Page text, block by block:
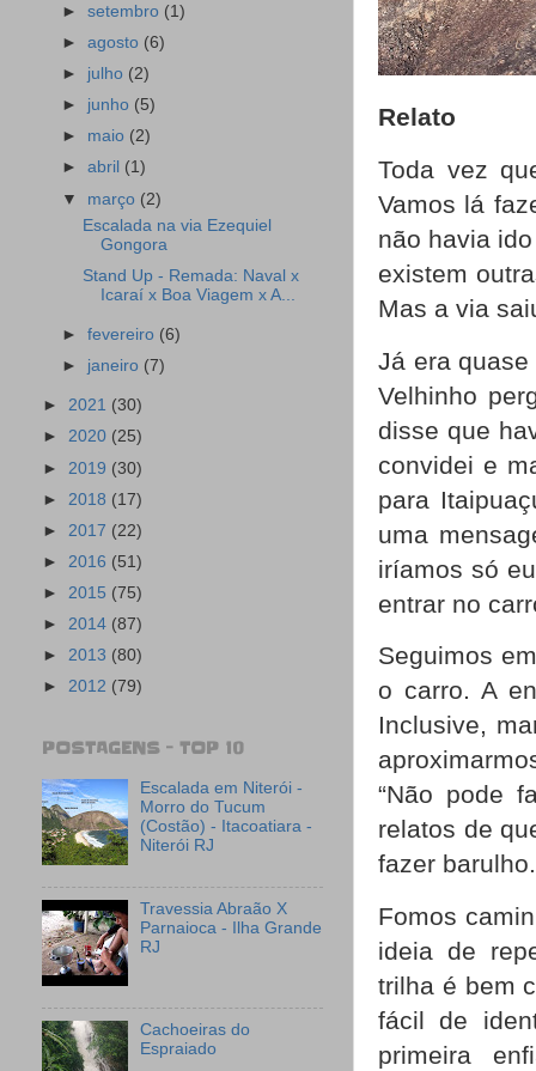
Relato
Toda vez
Vamos lá
não havia
existem
Mas a via
Já era
Velhinho
disse que
convidei e
para
uma
iríamos só
entrar no
Seguimos
o carro. A
Inclusive,
“Não pode
relatos de
fazer barulho.
Fomos
ideia de
trilha é bem
fácil de
primeira
►setembro (1)
►agosto (6)
► julho (2)
► junho (5)
► maio (2)
►abril (1)
▼ março (2)
Escalada na via Ezequiel
Gongora
Stand Up - Remada: Naval x
Icaraí x Boa Viagem x A...
►fevereiro (6)
► janeiro (7)
► 2021 (30)
► 2020 (25)
► 2019 (30)
► 2018 (17)
► 2017 (22)
► 2016 (51)
► 2015 (75)
► 2014 (87)
► 2013 (80)
► 2012 (79)
POSTAGENS - TOP 10
Escalada em Niterói -
Morro do Tucum
(Costão) - Itacoatiara -
Niterói RJ
Travessia Abraão X
Parnaioca - Ilha Grande
RJ
Cachoeiras do
Espraiado